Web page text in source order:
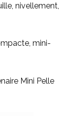
nivellement,
mini-
Mini Pelle